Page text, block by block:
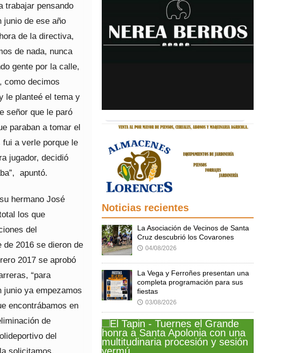
trabajar pensando
junio de ese año
de la directiva,
de nada, nunca
gente por la calle,
como decimos
le planteé el tema y
señor que le paró
paraban a tomar el
a verle porque le
jugador, decidió
apuntó.
hermano José
los que
del
de 2016 se dieron de
2017 se aprobó
“para
junio ya empezamos
encontrábamos en
de
del
solicitamos,
Noticias recientes
La Asociación de Vecinos de Santa
Cruz descubrió los Covarones
🕔 04/08/2026
La Vega y Ferroñes presentan una
completa programación para sus
fiestas
🕔 03/08/2026